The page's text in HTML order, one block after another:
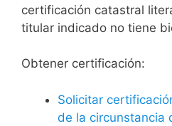
certificación catastral
titular indicado no tiene
Obtener certificación:
Solicitar
de la circunstancia